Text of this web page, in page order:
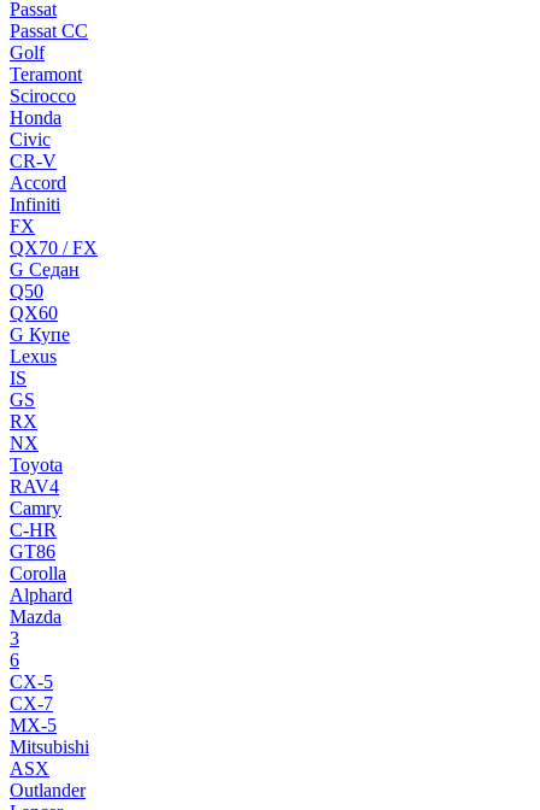
Passat
Passat CC
Golf
Teramont
Scirocco
Honda
Civic
CR-V
Accord
Infiniti
FX
QX70 / FX
G Cедан
Q50
QX60
G Купе
Lexus
IS
GS
RX
NX
Toyota
RAV4
Camry
C-HR
GT86
Corolla
Alphard
Mazda
3
6
CX-5
CX-7
MX-5
Mitsubishi
ASX
Outlander